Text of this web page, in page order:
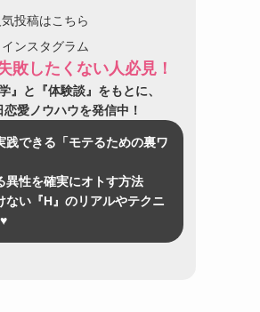
敗したくない人必見！
』と『体験談』をもとに、
恋愛ノウハウを発信中！
践できる「モテるための裏ワ
異性を確実にオトす方法
ない『H』のリアルやテクニ